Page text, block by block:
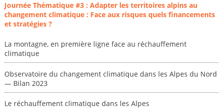
Journée Thématique #3 : Adapter les territoires alpins au
changement climatique : Face aux risques quels financements
et stratégies ?
La montagne, en première ligne face au réchauffement
climatique
Observatoire du changement climatique dans les Alpes du Nord
— Bilan 2023
Le réchauffement climatique dans les Alpes